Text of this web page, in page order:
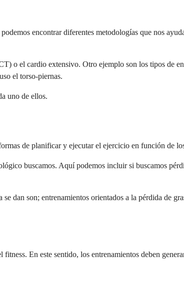
encontrar diferentes metodologías que nos
o el cardio extensivo. Otro ejemplo son los tipos de
el torso-piernas.
uno de ellos.
de planificar y ejecutar el ejercicio en función de
buscamos. Aquí podemos incluir si buscamos
dan son; entrenamientos orientados a la pérdida de
En este sentido, los entrenamientos deben